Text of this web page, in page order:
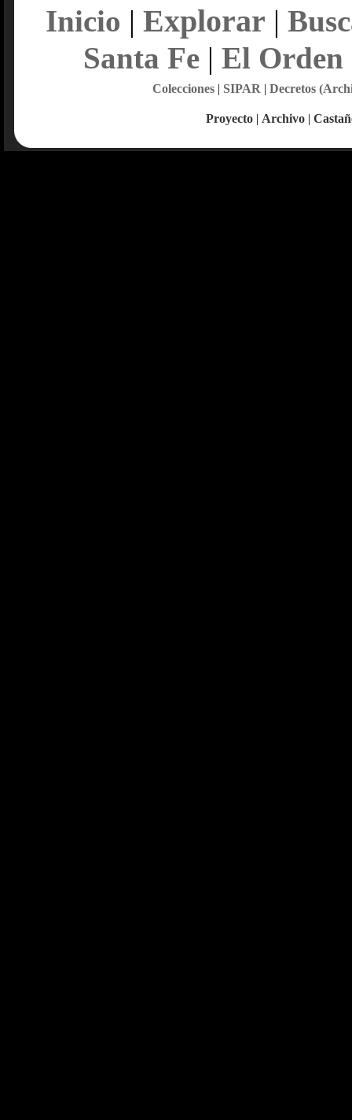
Inicio | Explorar |
Santa Fe| El Orden
Colecciones| SIPAR | Decretos
Proyecto | Archivo |